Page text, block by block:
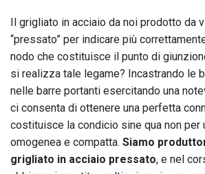
Il grigliato in acciaio da noi prodotto da
“pressato” per indicare più
nodo che costituisce il punto di
si realizza tale legame? Incastrando le
nelle barre portanti esercitando una
ci consenta di ottenere una perfetta
costituisce la condicio sine qua non per
omogenea e compatta. Siamo
grigliato in acciaio pressato, e nel